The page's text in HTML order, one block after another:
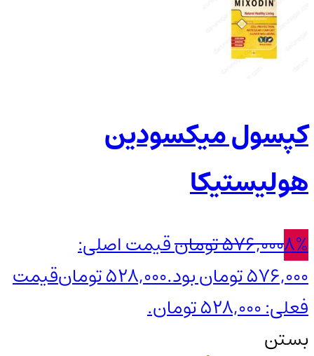
کپسول میکسودین
هولیستیکا
8%
576,000تومانقیمت اصلی:
576,000 تومان بود.
528,000تومانقیمت
فعلی: 528,000 تومان.
بستن